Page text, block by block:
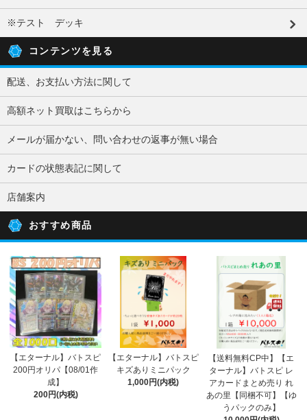
※テスト デッキ
コンテンツを見る
配送、お支払い方法に関して
高額ネット買取はこちらから
メールが届かない、問い合わせの返事が無い場合
カードの状態表記に関して
店舗案内
おすすめ商品
【エターナル】バトスピ
200円オリパ【08/01作
成】
200円(内税)
【エターナル】バトスピ
キズありミニパック
1,000円(内税)
【送料無料CP中】【エ
ターナル】バトスピ レ
アカードまとめ売り れ
あの里【同梱不可】【ゆ
うパックのみ】